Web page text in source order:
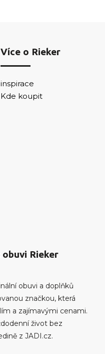
Více o Rieker
inspirace
Kde koupit
Rieker
obuvi a doplňků
značkou, která
a zajímavými cenami.
život bez
z JADI.cz.